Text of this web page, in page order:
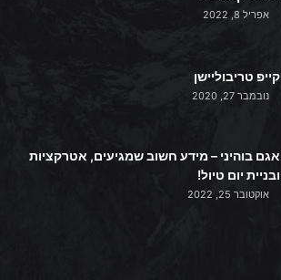
אפריל 8, 2022
קייפ טריבוליישן
נובמבר 27, 2020
אגם בוהיני – מידע חשוב שמגיעים, אטרקציות
ובניית יום טיול!
אוקטובר 25, 2022